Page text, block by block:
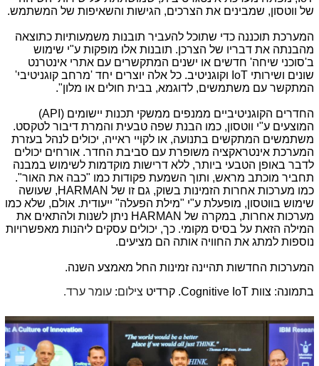
של ווטסון, שמבינים את הצרכים, הגישות והשאיפות של המשתמש.
המערכת תוכננה כדי שתוכל להעביר תובנות משמעותיות כתוצאה
מהבנתה את דבריו של הצרכן. תובנות אלו מופקות ע"י שימוש
ב'סוכני שיחה' חדשים או ישנים המתקשרים עם אתרי אינטרנט
שונים ושירותי IoT וקוגניטיב. כל אלה יוצרים יחד 'מרחב קוגניטיבי'
המתקשר עם משתמשים, לדוגמא, בבית חולים או מלון".
החדרים הקוגניטיביים ממנפים ממשקי תכנות יישומים ( API
)
המוצעים ע"י ווטסון, כמו הבנת שפה טבעית והמרת דיבור לטקסט.
משתמשים המתקשים בתנועה, או לקויי ראייה, יכולים לנהל בעזרת
המערכת אינטראקציה משופרת עם סביבת החדר. אורחים יכולים
לדבר באופן הטבעי ביותר, ללא דרישות מוקדמות לשימוש במבנה
תחביר מוכתב מראש, ותוך השמעת פקודות כמו "כבה את האור".
כמו מערכות אחרות הזמינות בשוק, גם זו של ,HARMAN שעושה
שימוש בווטסון, מופעלת ע"י "מילת הפעלה" ייעודית. אולם, שלא כמו
מערכות אחרות, במקרה של HARMAN ניתן לשנות ולהתאים את
המילה הזאת על בסיס מקומי. כך, יכולים עסקים ליהנות מאפשרויות
נוספות למתג את החוויה אותה הם מציעים.
המערכות החדשות תהיינה זמינות החל מאמצע השנה.
בתמונה: צוות .Cognitive IoT קרדיט צילום: עומר ערד.